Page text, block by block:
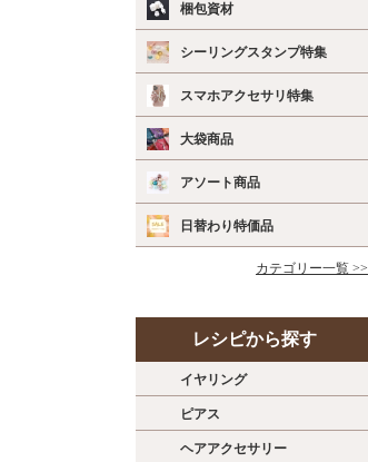
梱包資材
シーリングスタンプ特集
スマホアクセサリ特集
大袋商品
アソート商品
日替わり特価品
カテゴリー一覧 >>
レシピから探す
イヤリング
ピアス
ヘアアクセサリー